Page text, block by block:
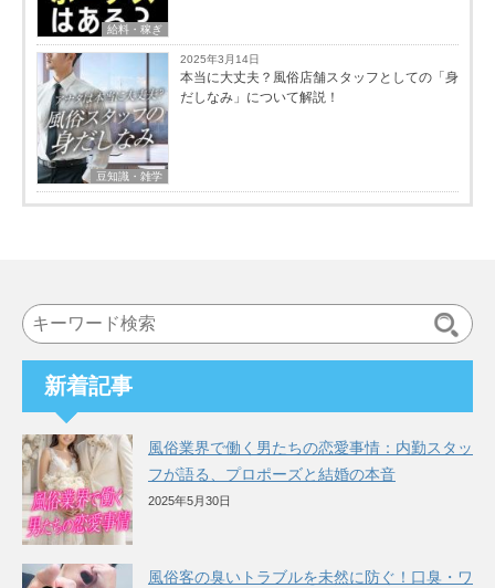
給料・稼ぎ
豆知識・雑学
2025年3月14日
本当に大丈夫？風俗店舗スタッフとしての「身
だしなみ」について解説！
検
索
新着記事
風俗業界で働く男たちの恋愛事情：内勤スタッ
フが語る、プロポーズと結婚の本音
2025年5月30日
風俗客の臭いトラブルを未然に防ぐ！口臭・ワ